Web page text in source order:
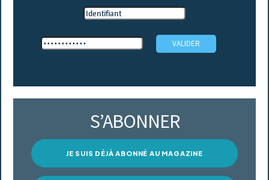
S’ABONNER
JE SUIS DÉJÀ ABONNÉ AU MAGAZINE